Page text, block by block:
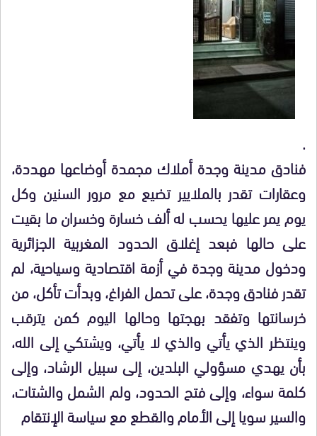
.
فنادق مدينة وجدة أملاك مجمدة أوضاعها مهددة،
وعقارات تقدر بالملايير تضيع مع مرور السنين وكل
يوم يمر عليها يحسب له ألف خسارة وخسران ما بقيت
على حالها فبعد إغلاق الحدود المغربية الجزائرية
ودخول مدينة وجدة في أزمة اقتصادية وسياحية، لم
تقدر فنادق وجدة، على تحمل الفراغ، وبدأت تأكل، من
خرسانتها وتفقد بهجتها وحالها اليوم كمن يترقب
وينتظر الذي يأتي والذي لا يأتي، ويشتكي إلى الله،
بأن يهدي مسؤولي البلدين، إلى سبيل الرشاد، وإلى
كلمة سواء، وإلى فتح الحدود، ولم الشمل والشتات،
والسير سويا إلى الأمام والقطع مع سياسة الإنتقام